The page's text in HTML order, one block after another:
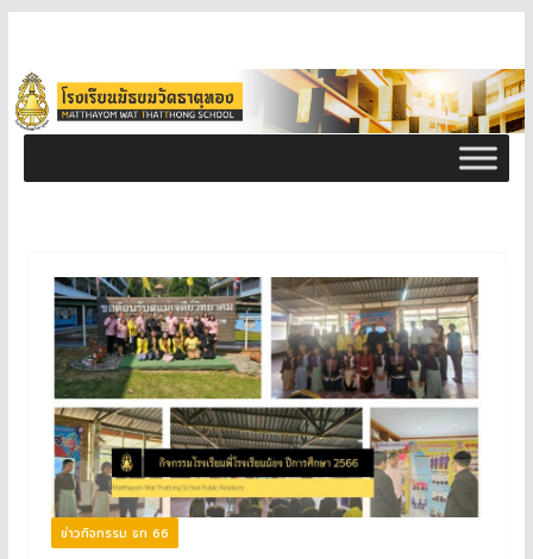
ข่าวกิจกรรม ธท 66